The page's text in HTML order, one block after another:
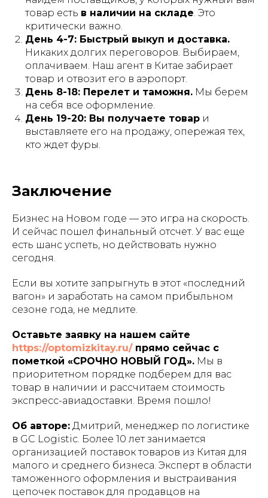
товар есть в наличии на складе. Это
критически важно.
День 4-7: Быстрый выкуп и доставка.
Никаких долгих переговоров. Выбираем,
оплачиваем. Наш агент в Китае забирает
товар и отвозит его в аэропорт.
День 8-18: Перелет и таможня. Мы берем
на себя все оформление.
День 19-20: Вы получаете товар и
выставляете его на продажу, опережая тех,
кто ждет фуры.
Заключение
Бизнес на Новом годе — это игра на скорость.
И сейчас пошел финальный отсчет. У вас еще
есть шанс успеть, но действовать нужно
сегодня.
Если вы хотите запрыгнуть в этот «последний
вагон» и заработать на самом прибыльном
сезоне года, не медлите.
Оставьте заявку на нашем сайте
https://optomizkitay.ru/прямо сейчас с
пометкой «СРОЧНО НОВЫЙ ГОД». Мы в
приоритетном порядке подберем для вас
товар в наличии и рассчитаем стоимость
экспресс-авиадоставки. Время пошло!
Об авторе: Дмитрий, менеджер по логистике
в GC Logistic. Более 10 лет занимается
организацией поставок товаров из Китая для
малого и среднего бизнеса. Эксперт в области
таможенного оформления и выстраивания
цепочек поставок для продавцов на